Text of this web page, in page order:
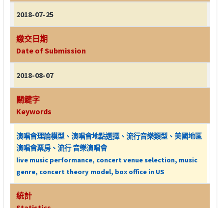
2018-07-25
繳交日期
Date of Submission
2018-08-07
關鍵字
Keywords
演唱會理論模型、演唱會地點選擇、流行音樂類型、美國地區
演唱會票房、流行 音樂演唱會
live music performance, concert venue selection, music
genre, concert theory model, box office in US
統計